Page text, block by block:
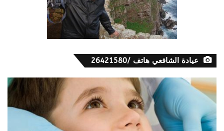
عيادة الشافعي هاتف /26421580